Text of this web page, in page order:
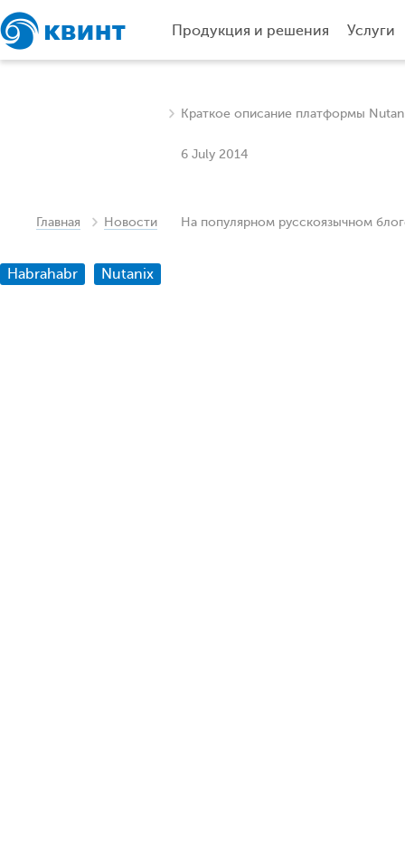
Продукция и решения Услуги
Главная Новости
Краткое описание платформы
6 July 2014
На популярном русскоязычном
Habrahabr Nutanix